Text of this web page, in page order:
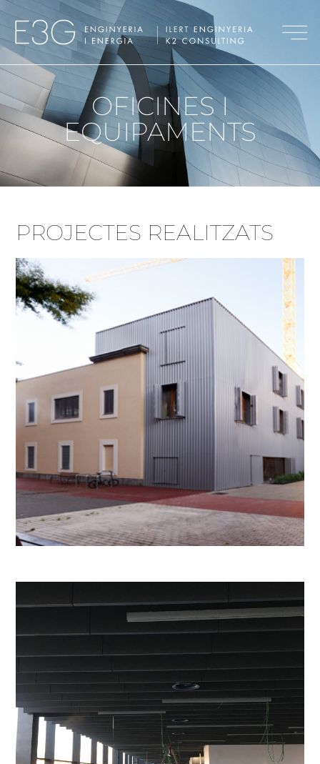
OFICINES I
EQUIPAMENTS
PROJECTES REALITZATS